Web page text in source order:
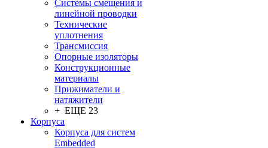
Системы смещения и
линейной проводки
Технические
уплотнения
Трансмиссия
Опорные изоляторы
Конструкционные
материалы
Прижиматели и
натяжители
+ ЕЩЕ 23
Корпуса
Корпуса для систем
Embedded